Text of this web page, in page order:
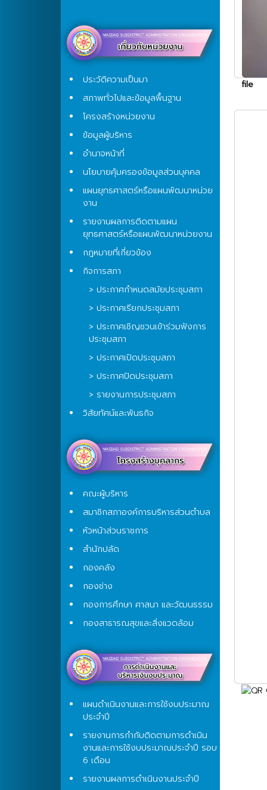
ประวัติความเป็นมา
สภาพทั่วไปและข้อมูลพื้นฐาน
โครงสร้างหน่วยงาน
ข้อมูลผู้บริหาร
อำนาจหน้าที่
นโยบายคุ้มครองข้อมูลส่วนบุคคล
แผนยุทธศาสตร์หรือแผนพัฒนาหน่วย
งาน
รายงานผลการติดตามแผน
ยุทธศาสตร์หรือแผนพัฒนาหน่วยงาน
กฎหมายที่เกี่ยวข้อง
กิจการสภา
> ประกาศกำหนดสมัยประชุมสภา
> ประกาศเรียกประชุมสภา
> ประกาศเชิญชวนเข้าร่วมฟังการ
ประชุมสภา
> ประกาศเปิดประชุมสภา
> ประกาศปิดประชุมสภา
> รายงานการประชุมสภา
วิสัยทัศน์และพันธกิจ
คณะผู้บริหาร
สมาชิกสภาองค์การบริหารส่วนตำบล
หัวหน้าส่วนราชการ
สำนักปลัด
กองคลัง
กองช่าง
กองการศึกษา ศาสนา และวัฒนธรรม
กองสาธารณสุขและสิ่งแวดล้อม
แผนดำเนินงานและการใช้งบประมาณ
ประจำปี
รายงานการกำกับติดตามการดำเนิน
งานและการใช้งบประมาณประจำปี รอบ
6 เดือน
รายงานผลการดำเนินงานประจำปี
file